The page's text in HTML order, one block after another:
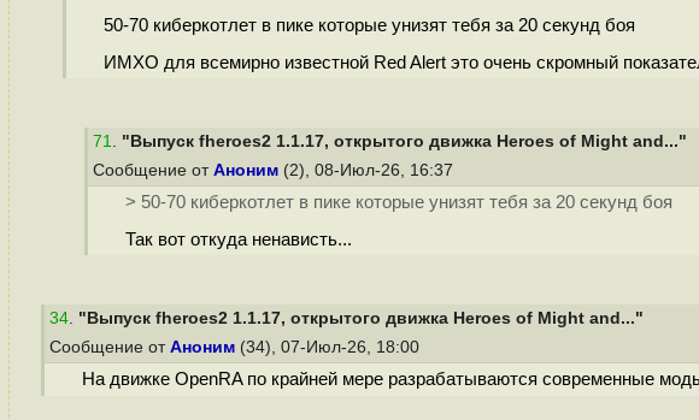
50-70 киберкотлет в пике которые унизят тебя за 20 секунд боя
ИМХО для всемирно известной Red Alert это очень скромный
71. "Выпуск fheroes2 1.1.17, открытого движка Heroes of Might and..."
Сообщение от Аноним (2), 08-Июл-26, 16:37
> 50-70 киберкотлет в пике которые унизят тебя за 20 секунд боя
Так вот откуда ненависть...
34. "Выпуск fheroes2 1.1.17, открытого движка Heroes of Might and..."
Сообщение от Аноним (34), 07-Июл-26, 18:00
На движке OpenRA по крайней мере разрабатываются современные